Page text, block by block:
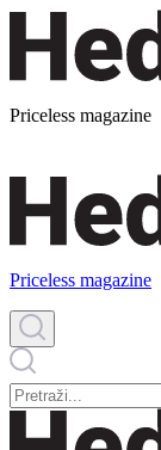
Priceless magazine
Priceless magazine